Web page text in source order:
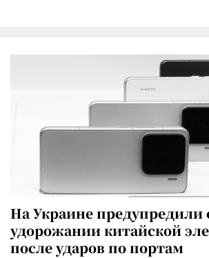
На Украине предупредили
удорожании китайской
после ударов по портам